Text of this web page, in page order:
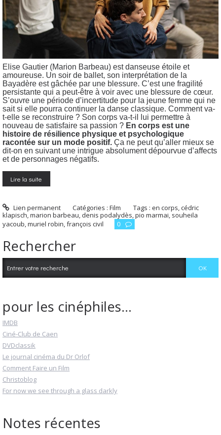
Elise Gautier (Marion Barbeau) est danseuse étoile et
amoureuse. Un soir de ballet, son interprétation de la
Bayadère est gâchée par une blessure. C’est une fragilité
persistante qui a peut-être à voir avec une blessure de cœur.
S’ouvre une période d’incertitude pour la jeune femme qui ne
sait si elle pourra continuer la danse classique. Comment va-
t-elle se reconstruire ? Son corps va-t-il lui permettre à
nouveau de satisfaire sa passion ? En corps est une
histoire de résilience physique et psychologique
racontée sur un mode positif. Ça ne peut qu’aller mieux se
dit-on en suivant une intrigue absolument dépourvue d’affects
et de personnages négatifs.
Lire la suite
Lien permanent Catégories :Film Tags :en corps,cédric
klapisch,marion barbeau, denis podalydès,pio marmai, souheila
yacoub,muriel robin,françois civil 0
Rechercher
pour les cinéphiles...
IMDB
Ciné-Club de Caen
DVDclassik
Le journal cinéma du Dr Orlof
Comment Faire un Film
Christoblog
For now we see through a glass darkly
Notes récentes